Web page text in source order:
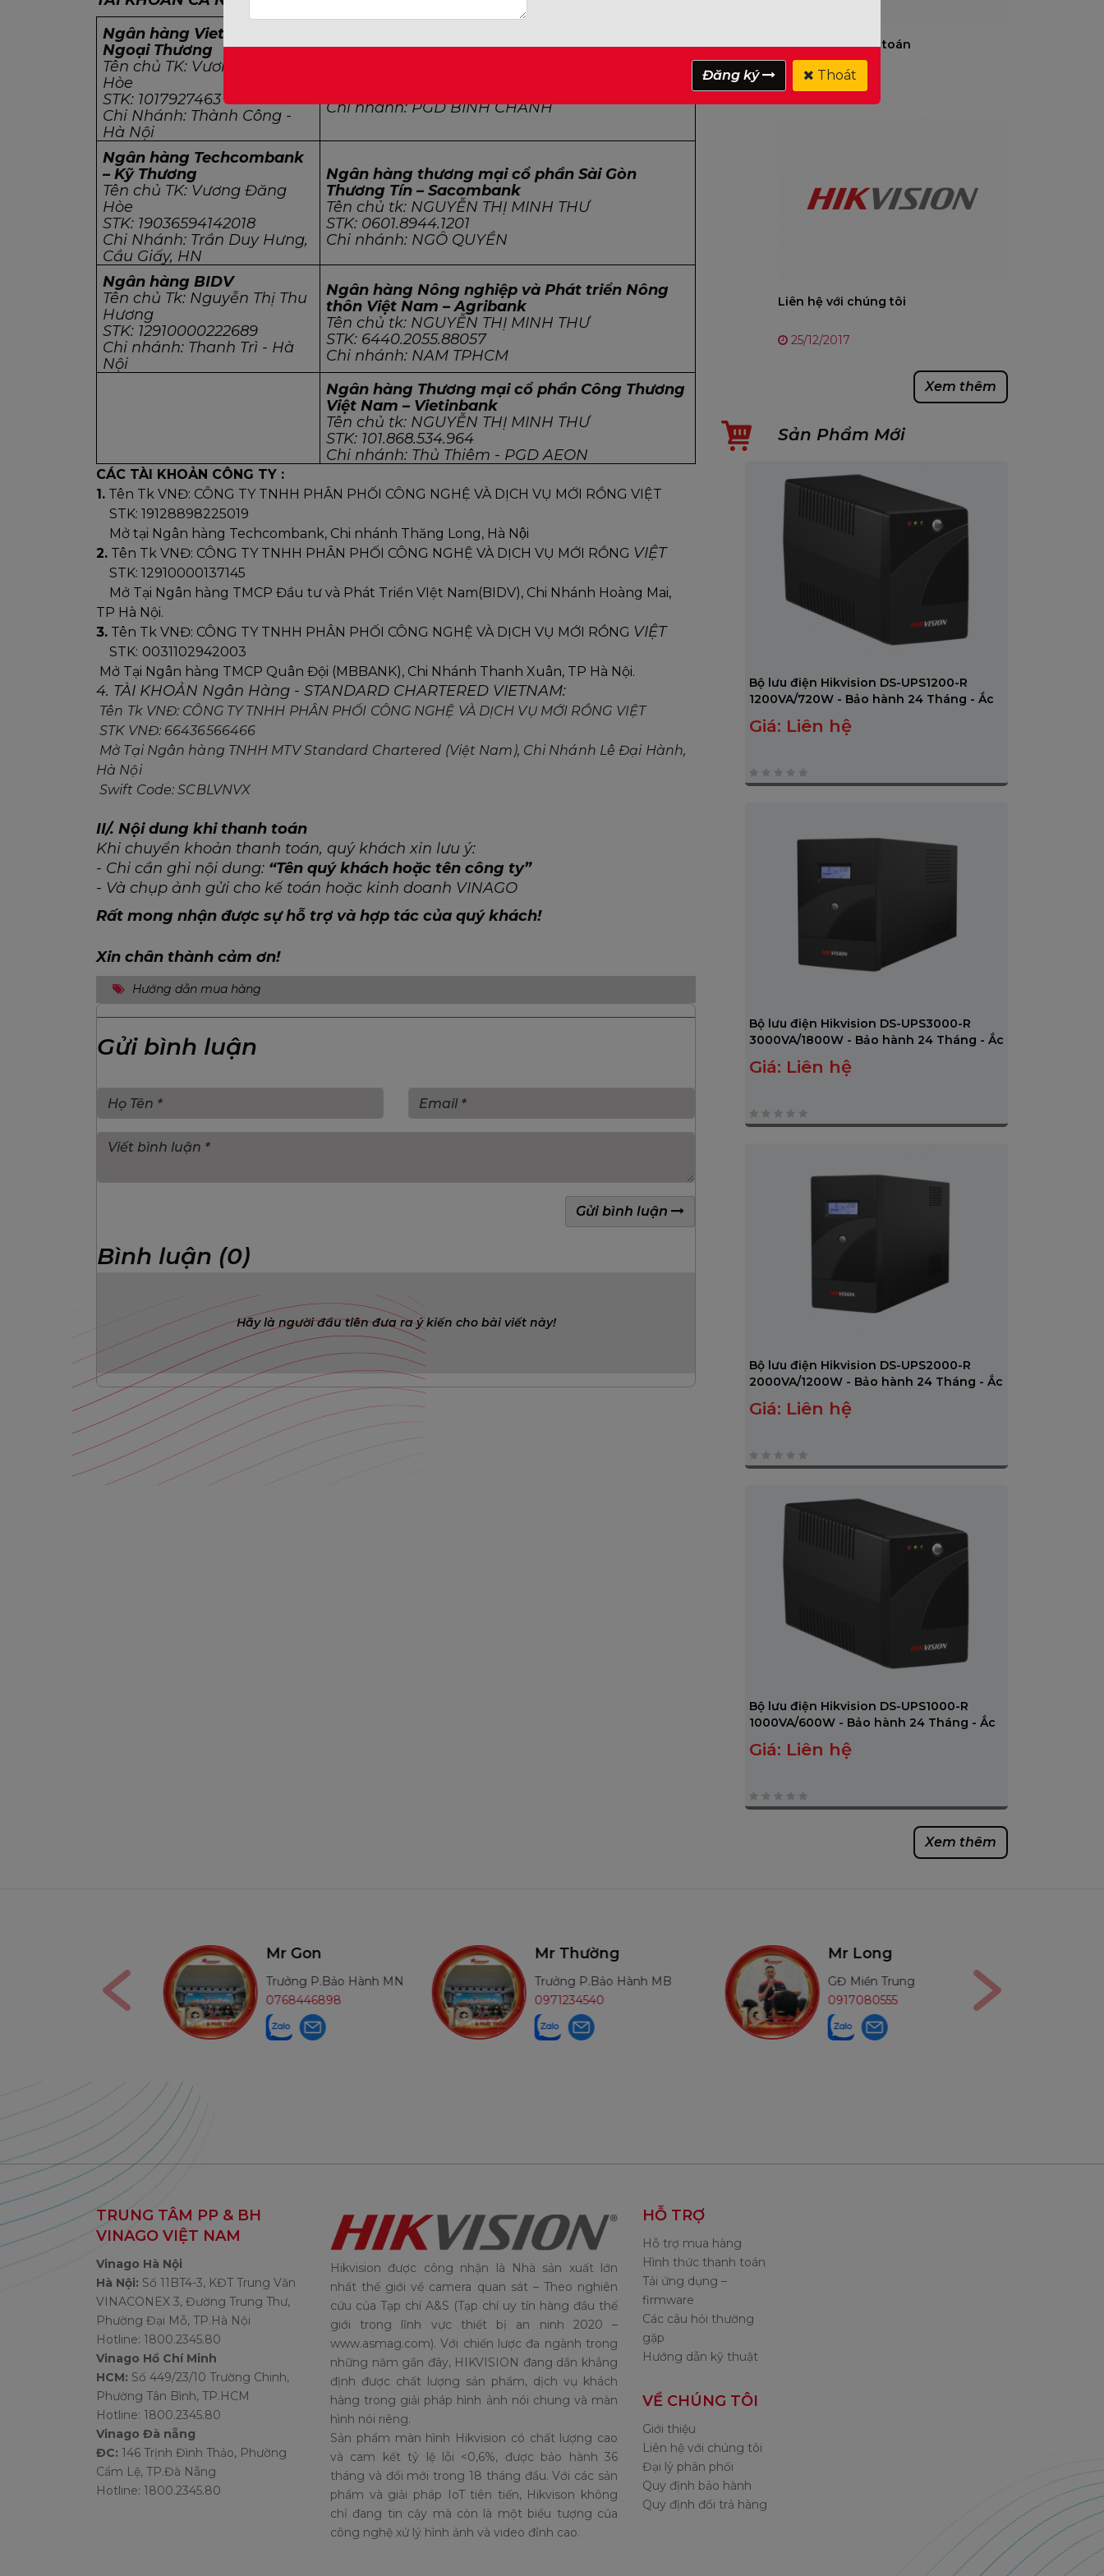
Ngân hàng Vietcombank –
Ngoại Thương
Tên chủ TK: Vương Đăng
Hòe
STK: 1017927463
Chi Nhánh: Thành Công -
Hà Nội
Chi nhánh: PGD BÌNH CHÁNH
Ngân hàng Techcombank
– Kỹ Thương
Tên chủ TK: Vương Đăng
Hòe
STK: 19036594142018
Chi Nhánh: Trần Duy Hưng,
Cầu Giấy, HN
Ngân hàng thương mại cổ phần Sài Gòn
Thương Tín – Sacombank
Tên chủ tk: NGUYỄN THỊ MINH THƯ
STK: 0601.8944.1201
Chi nhánh: NGÔ QUYỀN
Ngân hàng BIDV
Tên chủ Tk: Nguyễn Thị Thu
Hương
STK: 12910000222689
Chi nhánh: Thanh Trì - Hà
Nội
Ngân hàng Nông nghiệp và Phát triển Nông
thôn Việt Nam – Agribank
Tên chủ tk: NGUYỄN THỊ MINH THƯ
STK: 6440.2055.88057
Chi nhánh: NAM TPHCM
Ngân hàng Thương mại cổ phần Công Thương
Việt Nam – Vietinbank
Tên chủ tk: NGUYỄN THỊ MINH THƯ
STK: 101.868.534.964
Chi nhánh: Thủ Thiêm - PGD AEON
CÁC TÀI KHOẢN CÔNG TY :
1. Tên Tk VNĐ: CÔNG TY TNHH PHÂN PHỐI CÔNG NGHỆ VÀ DỊCH VỤ MỚI RỒNG VIỆT
STK: 19128898225019
Mở tại Ngân hàng Techcombank, Chi nhánh Thăng Long, Hà Nội
2. Tên Tk VNĐ: CÔNG TY TNHH PHÂN PHỐI CÔNG NGHỆ VÀ DỊCH VỤ MỚI RỒNG VIỆT
STK: 12910000137145
Mở Tại Ngân hàng TMCP Đầu tư và Phát Triển VIệt Nam(BIDV), Chi Nhánh Hoàng Mai,
TP Hà Nội.
3. Tên Tk VNĐ: CÔNG TY TNHH PHÂN PHỐI CÔNG NGHỆ VÀ DỊCH VỤ MỚI RỒNG VIỆT
STK: 0031102942003
Mở Tại Ngân hàng TMCP Quân Đội (MBBANK), Chi Nhánh Thanh Xuân, TP Hà Nội.
4. TÀI KHOẢN Ngân Hàng - STANDARD CHARTERED VIETNAM:
Tên Tk VNĐ: CÔNG TY TNHH PHÂN PHỐI CÔNG NGHỆ VÀ DỊCH VỤ MỚI RỒNG VIỆT
STK VNĐ: 66436566466
Hà Nội
Swift Code: SCBLVNVX
II/. Nội dung khi thanh toán
Khi chuyển khoản thanh toán, quý khách xin lưu ý:
- Chi cần ghi nội dung: “Tên quý khách hoặc tên công ty”
- Và chụp ảnh gửi cho kế toán hoặc kinh doanh VINAGO
Rất mong nhận được sự hỗ trợ và hợp tác của quý khách!
Xin chân thành cảm ơn!
Hướng dẫn mua hàng
Gửi bình luận
Gửi bình luận
Bình luận (0)
Hãy là người đầu tiên đưa ra ý kiến cho bài viết này!
Hình thức thanh toán
25/12/2017
Liên hệ với chúng tôi
25/12/2017
Xem thêm
Sản Phẩm Mới
Bộ lưu điện Hikvision DS-UPS1200-R
1200VA/720W - Bảo hành 24 Tháng - Ắc
Giá: Liên hệ
Bộ lưu điện Hikvision DS-UPS3000-R
3000VA/1800W - Bảo hành 24 Tháng - Ắc
quy 12 Tháng
Giá: Liên hệ
Bộ lưu điện Hikvision DS-UPS2000-R
2000VA/1200W - Bảo hành 24 Tháng - Ắc
Giá: Liên hệ
Bộ lưu điện Hikvision DS-UPS1000-R
1000VA/600W - Bảo hành 24 Tháng - Ắc
quy 12 Tháng
Giá: Liên hệ
Xem thêm
Mr Gon
Trưởng P.Bảo Hành MN
0768446898
Mr Thường
Trưởng P.Bảo Hành MB
0971234540
Mr Long
GĐ Miền Trung
0917080555
TRUNG TÂM PP & BH
VINAGO VIỆT NAM
Vinago Hà Nội
Hà Nội: Số 11BT4-3, KĐT Trung Văn
VINACONEX 3, Đường Trung Thư,
Phường Đại Mỗ, TP.Hà Nội
Hotline: 1800.2345.80
Vinago Hồ Chí Minh
HCM: Số 449/23/10 Trường Chinh,
Phường Tân Bình, TP.HCM
Hotline: 1800.2345.80
Vinago Đà nẵng
ĐC: 146 Trịnh Đình Thảo, Phường
Cẩm Lệ, TP.Đà Nẵng
Hotline: 1800.2345.80
Hikvision được công nhận là Nhà sản xuất lớn
nhất thế giới về camera quan sát – Theo nghiên
cứu của Tạp chí A&S (Tạp chí uy tín hàng đầu thế
giới trong lĩnh vực thiết bị an ninh 2020 –
www.asmag.com). Với chiến lược đa ngành trong
những năm gần đây, HIKVISION đang dần khẳng
định được chất lượng sản phẩm, dịch vụ khách
hàng trong giải pháp hình ảnh nói chung và màn
hình nói riêng.
Sản phẩm màn hình Hikvision có chất lượng cao
và cam kết tỷ lệ lỗi <0,6%, được bảo hành 36
tháng và đổi mới trong 18 tháng đầu. Với các sản
phẩm và giải pháp IoT tiên tiến, Hikvison không
chỉ đang tin cậy mà còn là một biểu tượng của
công nghệ xử lý hình ảnh và video đỉnh cao.
HỖ TRỢ
Hỗ trợ mua hàng
Hình thức thanh toán
Tải ứng dụng –
firmware
Các câu hỏi thường
gặp
Hướng dẫn kỹ thuật
VỀ CHÚNG TÔI
Giới thiệu
Liên hệ với chúng tôi
Đại lý phân phối
Quy định bảo hành
Quy định đổi trả hàng
Đăng ký Thoát